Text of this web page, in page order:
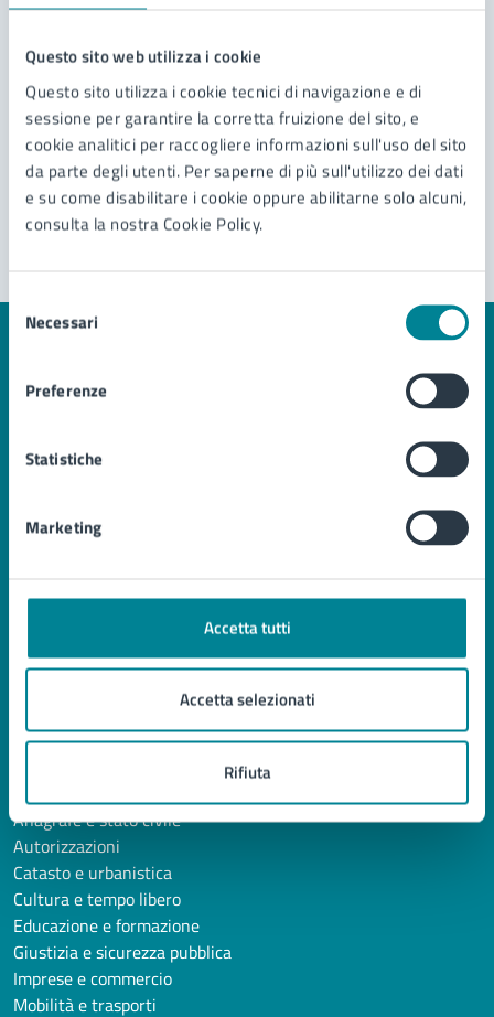
Questo sito web utilizza i cookie
Questo sito utilizza i cookie tecnici di navigazione e di
sessione per garantire la corretta fruizione del sito, e
cookie analitici per raccogliere informazioni sull'uso del sito
da parte degli utenti. Per saperne di più sull'utilizzo dei dati
e su come disabilitare i cookie oppure abilitarne solo alcuni,
consulta la nostra Cookie Policy.
Selezione
delNecessari
Preferenze
Statistiche
Marketing
Accetta tutti
Accetta selezionati
Rifiuta
Leggi le domande frequenti
Richiedi assistenza
Prenota appuntamento
Problemi in città
Segnala disservizio
Organi di governo
Enti e fondazioni
Personale amministrativo
Anagrafe e stato civile
Autorizzazioni
Catasto e urbanistica
Cultura e tempo libero
Educazione e formazione
Giustizia e sicurezza pubblica
Imprese e commercio
Mobilità e trasporti